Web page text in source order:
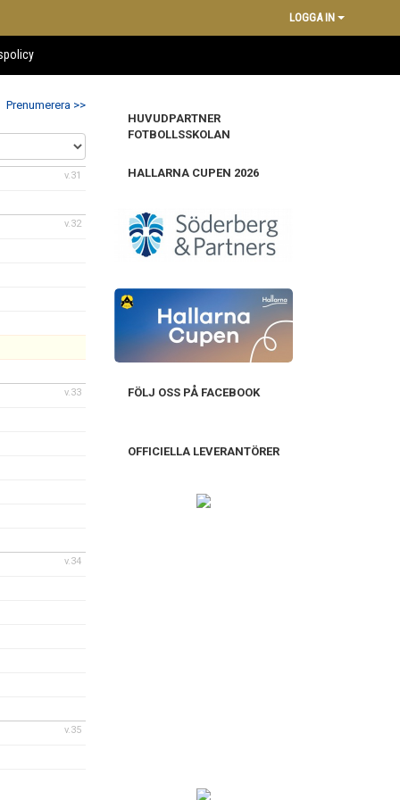
LOGGA IN
Prenumerera >>
v.31
v.32
v.33
v.34
v.35
HUVUDPARTNER
FOTBOLLSSKOLAN
HALLARNA CUPEN 2026
FÖLJ OSS PÅ FACEBOOK
OFFICIELLA LEVERANTÖRER